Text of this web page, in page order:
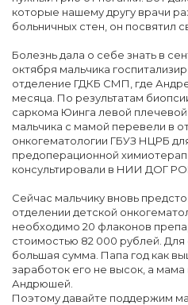
которые нашему другу врачи
больничных стен, он посвятил
Болезнь дала о себе знать в
октября мальчика
отделение ГДКБ СМП, где
месяца. По результатам
саркома Юинга левой плечевой
мальчика с мамой перевели в
онкогематологии ГБУЗ НЦРБ
предоперационной
консультировали в НИИ ДОГ
Сейчас мальчику вновь
отделении детской
необходимо 20 флаконов
стоимостью 82 000 рублей. Для
большая сумма. Папа год как
заработок его не высок, а
Андрюшей.
Поэтому давайте поддержим